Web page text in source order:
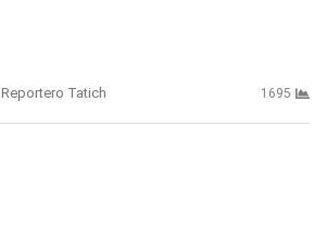
Author
Reportero Tatich 1695